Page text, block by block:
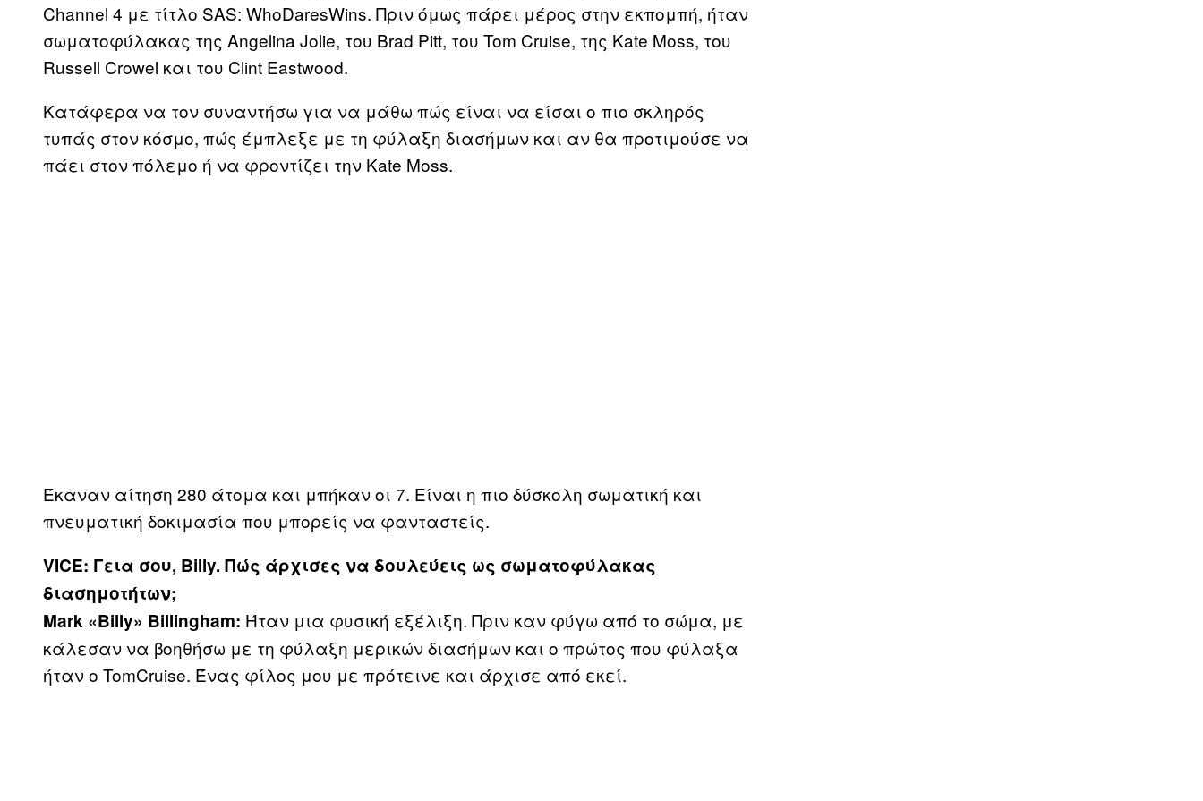
Channel 4 με τίτλο SAS: WhoDaresWins. Πριν όμως πάρει μέρος στην εκπομπή, ήταν
σωματοφύλακας της Angelina Jolie, του Brad Pitt, του Tom Cruise, της Kate Moss, του
Russell Crowel και του Clint Eastwood.
Κατάφερα να τον συναντήσω για να μάθω πώς είναι να είσαι ο πιο σκληρός
τυπάς στον κόσμο, πώς έμπλεξε με τη φύλαξη διασήμων και αν θα προτιμούσε να
πάει στον πόλεμο ή να φροντίζει την Kate Moss.
Έκαναν αίτηση 280 άτομα και μπήκαν οι 7. Είναι η πιο δύσκολη σωματική και
πνευματική δοκιμασία που μπορείς να φανταστείς.
VICE: Γεια σου, Billy. Πώς άρχισες να δουλεύεις ως σωματοφύλακας
διασημοτήτων;
Mark «Billy» Billingham: Ήταν μια φυσική εξέλιξη. Πριν καν φύγω από το σώμα, με
κάλεσαν να βοηθήσω με τη φύλαξη μερικών διασήμων και ο πρώτος που φύλαξα
ήταν ο TomCruise. Ένας φίλος μου με πρότεινε και άρχισε από εκεί.